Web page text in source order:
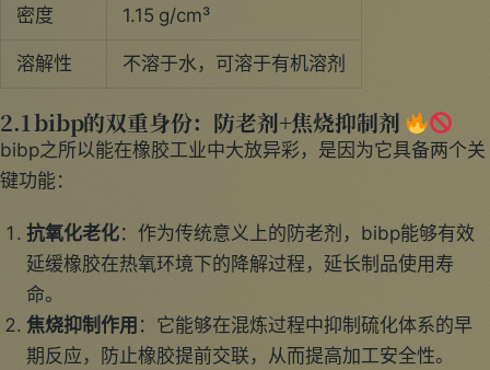
密度
1.15 g/cm³
溶解性
不溶于水，可溶于有机溶剂
2.1 bibp的双重身份：防老剂+焦烧抑制剂
bibp之所以能在橡胶工业中大放异彩，是因为它具备两个关
键功能：
抗氧化老化：作为传统意义上的防老剂，bibp能够有效
延缓橡胶在热氧环境下的降解过程，延长制品使用寿
命。
焦烧抑制作用 ：它能够在混炼过程中抑制硫化体系的早
期反应，防止橡胶提前交联，从而提高加工安全性。